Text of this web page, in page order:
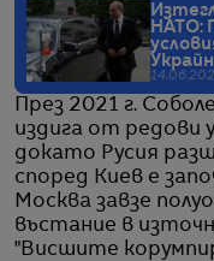
НАТО:
През 2021 г.
издига от редови
докато Русия
според Киев е
Москва завзе
въстание в
"Висшите